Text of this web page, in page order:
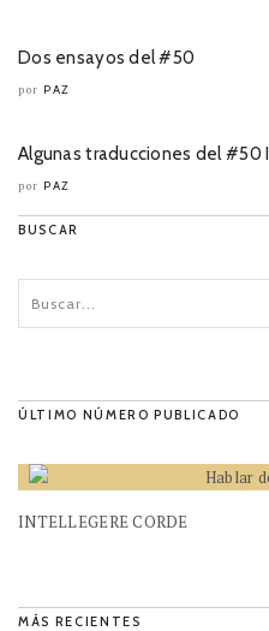
Dos ensayos del #50
por PAZ
Algunas traducciones del #50 I
por PAZ
BUSCAR
ÚLTIMO NÚMERO PUBLICADO
INTELLEGERE CORDE
MÁS RECIENTES